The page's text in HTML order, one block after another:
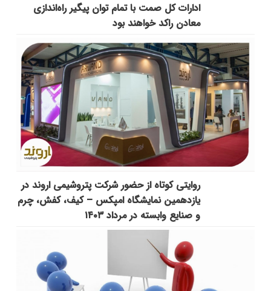
ادارات کل صمت با تمام توان پیگیر راه‌اندازی
معادن راکد خواهند بود
روایتی کوتاه از حضور شرکت پتروشیمی اروند در
یازدهمین نمایشگاه امپکس‌ – کیف، کفش، چرم
و صنایع وابسته در مرداد ۱۴۰۳